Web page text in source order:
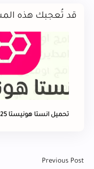
الأمثل لمجال
قد تُعجبك هذه